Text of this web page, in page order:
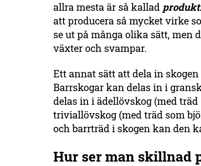
allra mesta är så kallad p
att producera så mycket virke
se ut på många olika sätt, men
växter och svampar.
Ett annat sätt att dela in
Barrskogar kan delas in i
delas in i ädellövskog (med
triviallövskog (med träd som
och barrträd i skogen kan den
Hur ser man skillnad